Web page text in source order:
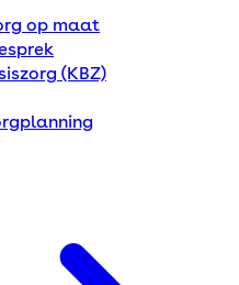
op maat
(KBZ)